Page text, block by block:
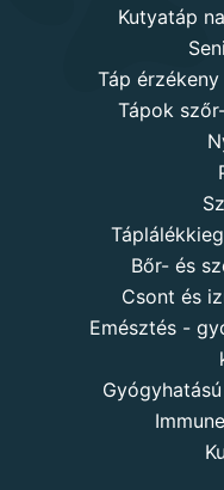
Kutyatáp
Táp
Tápok
Bőr- és
Csont és
Emésztés -